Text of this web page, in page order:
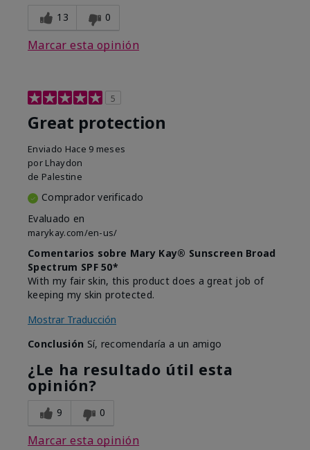
13 0
Marcar esta opinión
5
Great protection
Enviado Hace 9 meses
por Lhaydon
de Palestine
Comprador verificado
Evaluado en
marykay.com/en-us/
Comentarios sobre Mary Kay® Sunscreen Broad
Spectrum SPF 50*
With my fair skin, this product does a great job of
keeping my skin protected.
Mostrar Traducción
Conclusión Sí, recomendaría a un amigo
¿Le ha resultado útil esta
opinión?
9 0
Marcar esta opinión